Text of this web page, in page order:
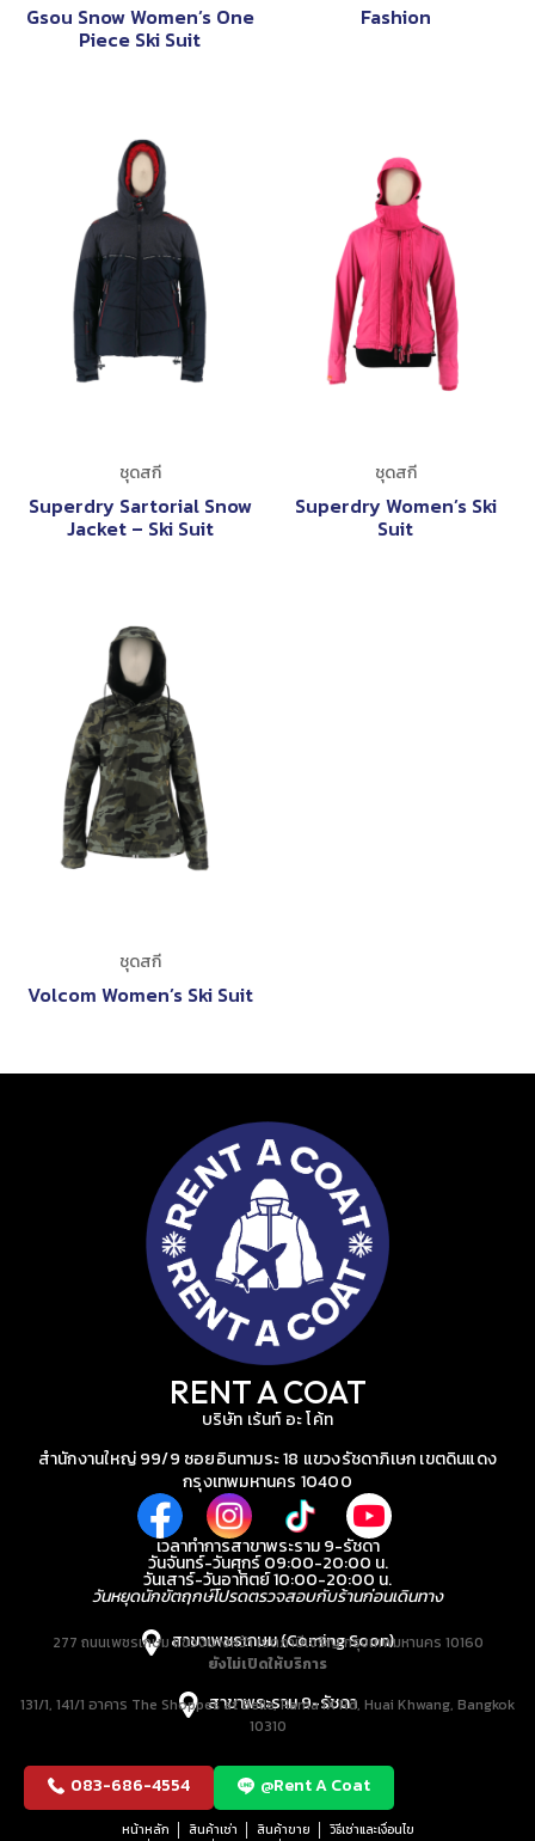
Gsou Snow Women’s One
Piece Ski Suit
Fashion
ชุดสกี
Superdry Sartorial Snow
Jacket – Ski Suit
ชุดสกี
Superdry Women’s Ski
Suit
ชุดสกี
Volcom Women’s Ski Suit
RENT A COAT
บริษัท เร้นท์ อะ โค้ท
สำนักงานใหญ่ 99/9 ซอยอินทามระ 18 แขวงรัชดาภิเษก เขตดินแดง
กรุงเทพมหานคร 10400
เวลาทำการสาขาพระราม 9-รัชดา
วันจันทร์-วันศุกร์ 09:00-20:00 น.
วันเสาร์-วันอาทิตย์ 10:00-20:00 น.
วันหยุดนักขัตฤกษ์โปรดตรวจสอบกับร้านก่อนเดินทาง
สาขาเพชรเกษม (Coming Soon)
277 ถนนเพชรเกษม แขวงบางหว้า เขตภาษีเจริญ กรุงเทพมหานคร 10160
ยังไม่เปิดให้บริการ
สาขาพระราม 9-รัชดา
131/1, 141/1 อาคาร The Shoppes at Belle, Rama IX Rd, Huai Khwang, Bangkok
10310
083-686-4554 @Rent A Coat
หน้าหลัก สินค้าเช่า สินค้าขาย
วิธีเช่าและเงื่อนไข